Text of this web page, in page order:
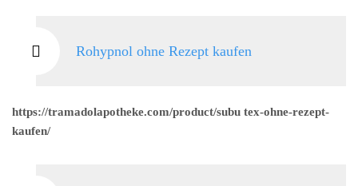
Rohypnol ohne Rezept kaufen
https://tramadolapotheke.com/product/subu tex-ohne-rezept-
kaufen/